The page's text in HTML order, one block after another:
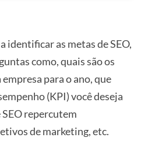
identificar as metas de SEO,
como, quais são os
para o ano, que
(KPI) você deseja
SEO repercutem
de marketing, etc.